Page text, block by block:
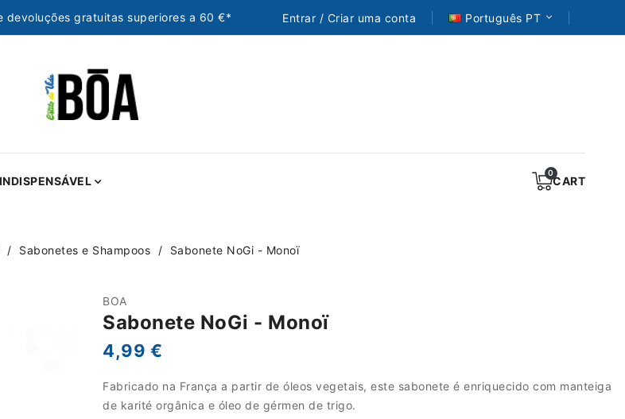
devoluções gratuitas superiores a 60 €* Entrar / Criar uma conta Português PT
INDISPENSÁVEL CART
Sabonetes e Shampoos Sabonete NoGi - Monoï
BOA
Sabonete NoGi - Monoï
4,99 €
Fabricado na França a partir de óleos vegetais, este sabonete é enriquecido com manteiga
de karité orgânica e óleo de gérmen de trigo.